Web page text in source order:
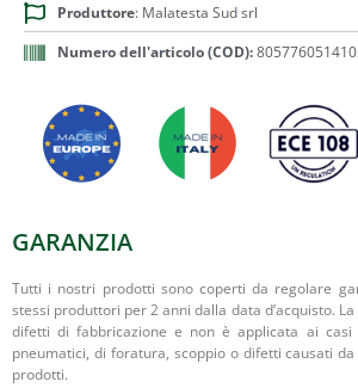
Produttore: Malatesta Sud srl
Numero dell'articolo (COD):
GARANZIA
Tutti i nostri prodotti sono coperti da regolare
stessi produttori per 2 anni dalla data d’acquisto.
difetti di fabbricazione e non è applicata ai
pneumatici, di foratura, scoppio o difetti causati
prodotti.